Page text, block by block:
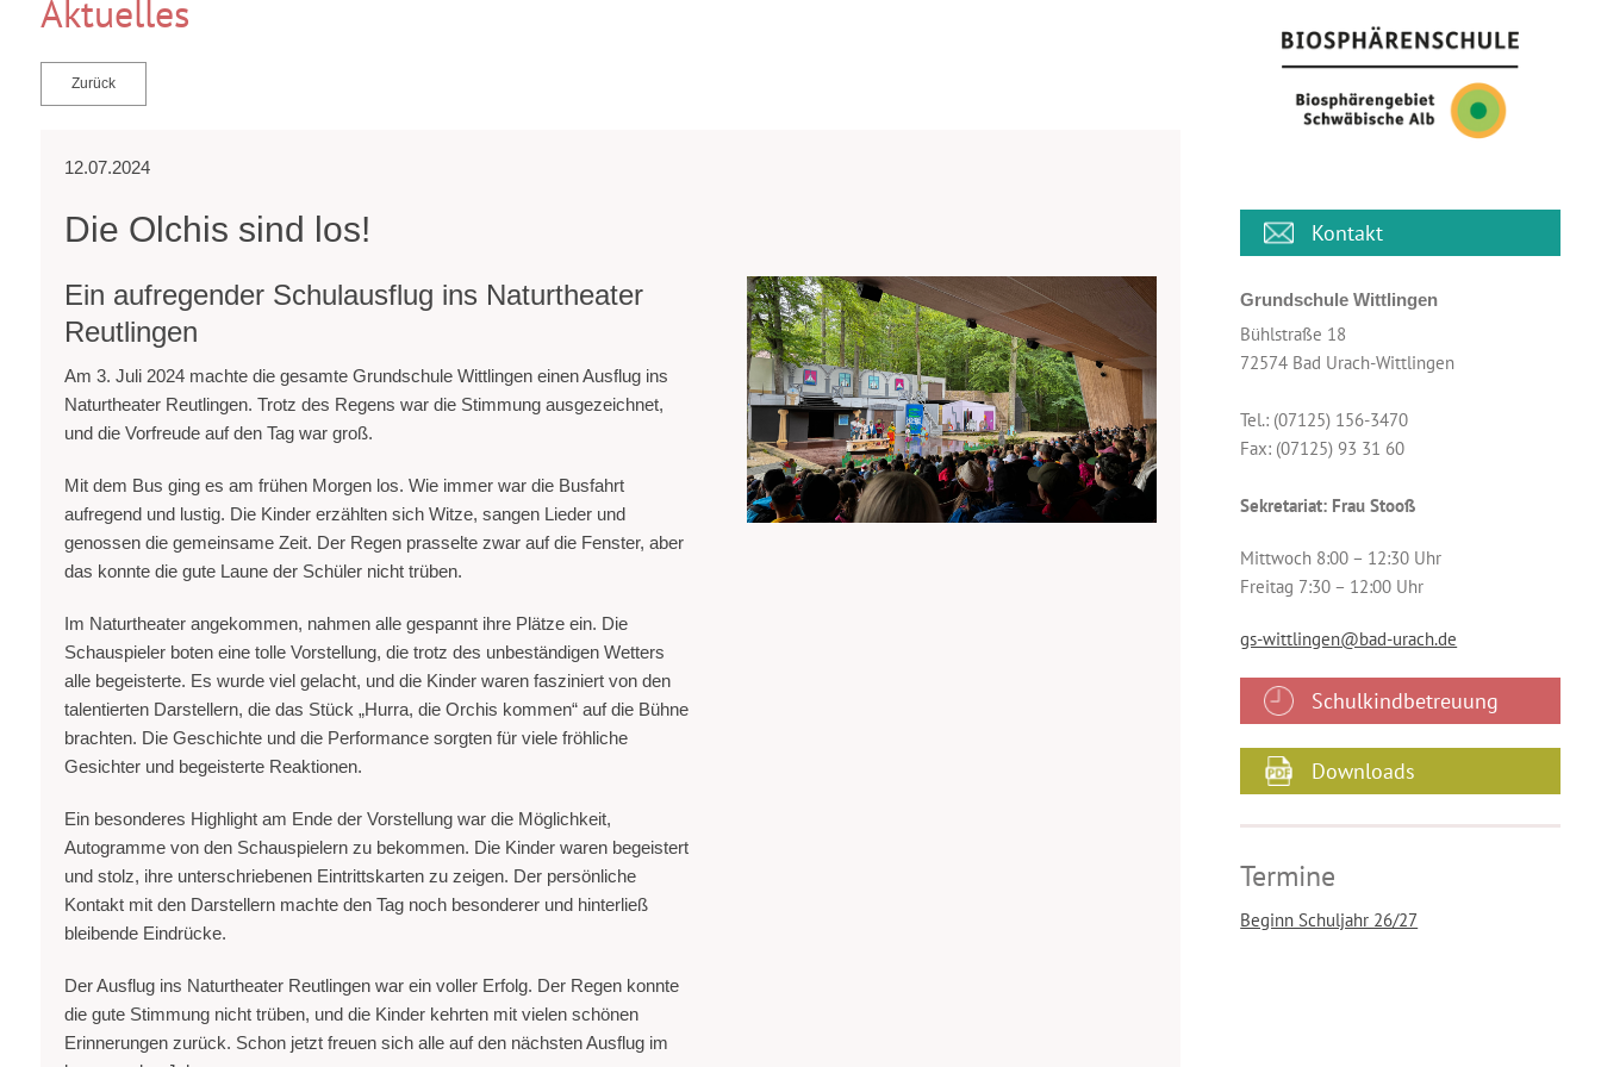
Aktuelles
Zurück
12.07.2024
Die Olchis sind los!
Ein aufregender Schulausflug ins Naturtheater
Reutlingen
Am 3. Juli 2024 machte die gesamte Grundschule Wittlingen einen Ausflug ins
Naturtheater Reutlingen. Trotz des Regens war die Stimmung ausgezeichnet,
und die Vorfreude auf den Tag war groß.
Mit dem Bus ging es am frühen Morgen los. Wie immer war die Busfahrt
aufregend und lustig. Die Kinder erzählten sich Witze, sangen Lieder und
genossen die gemeinsame Zeit. Der Regen prasselte zwar auf die Fenster, aber
das konnte die gute Laune der Schüler nicht trüben.
Im Naturtheater angekommen, nahmen alle gespannt ihre Plätze ein. Die
Schauspieler boten eine tolle Vorstellung, die trotz des unbeständigen Wetters
alle begeisterte. Es wurde viel gelacht, und die Kinder waren fasziniert von den
talentierten Darstellern, die das Stück „Hurra, die Orchis kommen“ auf die Bühne
brachten. Die Geschichte und die Performance sorgten für viele fröhliche
Gesichter und begeisterte Reaktionen.
Ein besonderes Highlight am Ende der Vorstellung war die Möglichkeit,
Autogramme von den Schauspielern zu bekommen. Die Kinder waren begeistert
und stolz, ihre unterschriebenen Eintrittskarten zu zeigen. Der persönliche
Kontakt mit den Darstellern machte den Tag noch besonderer und hinterließ
bleibende Eindrücke.
Der Ausflug ins Naturtheater Reutlingen war ein voller Erfolg. Der Regen konnte
die gute Stimmung nicht trüben, und die Kinder kehrten mit vielen schönen
Erinnerungen zurück. Schon jetzt freuen sich alle auf den nächsten Ausflug im
Kontakt
Grundschule Wittlingen
Bühlstraße 18
72574 Bad Urach-Wittlingen
Tel.: (07125) 156-3470
Fax: (07125) 93 31 60
Sekretariat: Frau Stooß
Mittwoch 8:00 – 12:30 Uhr
Freitag 7:30 – 12:00 Uhr
gs-wittlingen@bad-urach.de
Schulkindbetreuung
Downloads
Termine
Beginn Schuljahr 26/27